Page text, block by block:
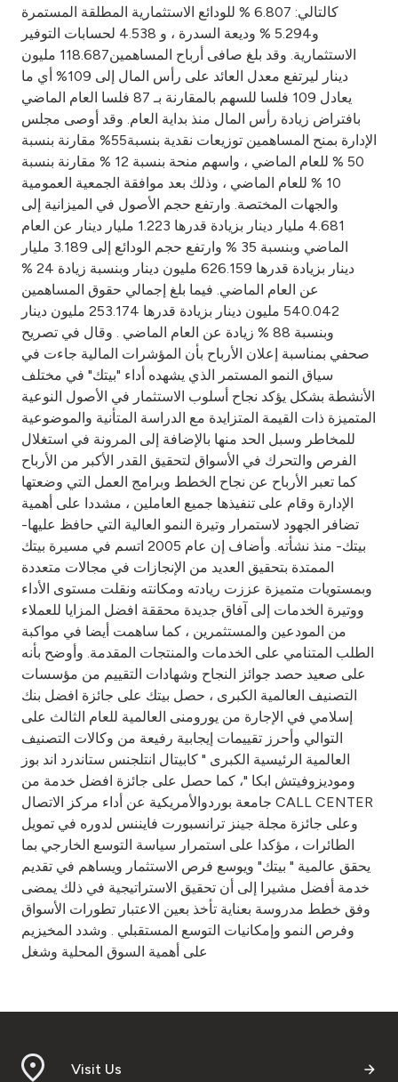
Kingdom of Bahrain
كالتالي: 6.807 % للودائع الاستثمارية المطلقة المستمرة
و5.294 % وديعة السدرة ، و 4.538 لحسابات التوفير
الاستثمارية. وقد بلغ صافى أرباح المساهمين118.687 مليون
دينار ليرتفع معدل العائد على رأس المال إلى 109% أي ما
يعادل 109 فلسا للسهم بالمقارنة بـ 87 فلسا العام الماضي
بافتراض زيادة رأس المال منذ بداية العام. وقد أوصى مجلس
الإدارة بمنح المساهمين توزيعات نقدية بنسبة55% مقارنة بنسبة
50 % للعام الماضي ، واسهم منحة بنسبة 12 % مقارنة بنسبة
10 % للعام الماضي ، وذلك بعد موافقة الجمعية العمومية
والجهات المختصة. وارتفع حجم الأصول في الميزانية إلى
4.681 مليار دينار بزيادة قدرها 1.223 مليار دينار عن العام
الماضي وبنسبة 35 % وارتفع حجم الودائع إلى 3.189 مليار
دينار بزيادة قدرها 626.159 مليون دينار وبنسبة زيادة 24 %
عن العام الماضي. فيما بلغ إجمالي حقوق المساهمين
540.042 مليون دينار بزيادة قدرها 253.174 مليون دينار
وبنسبة 88 % زيادة عن العام الماضي . وقال في تصريح
صحفي بمناسبة إعلان الأرباح بأن المؤشرات المالية جاءت في
سياق النمو المستمر الذي يشهده أداء "بيتك" في مختلف
الأنشطة بشكل يؤكد نجاح أسلوب الاستثمار في الأصول النوعية
المتميزة ذات القيمة المتزايدة مع الدراسة المتأنية والموضوعية
للمخاطر وسبل الحد منها بالإضافة إلى المرونة في استغلال
الفرص والتحرك في الأسواق لتحقيق القدر الأكبر من الأرباح
كما تعبر الأرباح عن نجاح الخطط وبرامج العمل التي وضعتها
الإدارة وقام على تنفيذها جميع العاملين ، مشددا على أهمية
تضافر الجهود لاستمرار وتيرة النمو العالية التي حافظ عليها-
بيتك- منذ نشأته. وأضاف إن عام 2005 اتسم في مسيرة بيتك
الممتدة بتحقيق العديد من الإنجازات في مجالات متعددة
وبمستويات متميزة عززت ريادته ومكانته ونقلت مستوى الأداء
ووتيرة الخدمات إلى آفاق جديدة محققة افضل المزايا للعملاء
من المودعين والمستثمرين ، كما ساهمت أيضا في مواكبة
الطلب المتنامي على الخدمات والمنتجات المقدمة. وأوضح بأنه
على صعيد حصد جوائز النجاح وشهادات التقييم من مؤسسات
التصنيف العالمية الكبرى ، حصل بيتك على جائزة افضل بنك
إسلامي في الإجارة من يورومنى العالمية للعام الثالث على
التوالي وأحرز تقييمات إيجابية رفيعة من وكالات التصنيف
العالمية الرئيسية الكبرى " كابيتال انتلجنس ستاندرد اند بوز
وموديزوفيتش ابكا "، كما حصل على جائزة افضل خدمة من
جامعة بوردوالأمريكية عن أداء مركز الاتصال CALL CENTER
وعلى جائزة مجلة جينز ترانسبورت فايننس لدوره في تمويل
الطائرات ، مؤكدا على استمرار سياسة التوسع الخارجي بما
يحقق عالمية " بيتك" ويوسع فرص الاستثمار ويساهم في تقديم
خدمة أفضل مشيرا إلى أن تحقيق الاستراتيجية في ذلك يمضى
وفق خطط مدروسة بعناية تأخذ بعين الاعتبار تطورات الأسواق
وفرص النمو وإمكانيات التوسع المستقبلي . وشدد المخيزيم
على أهمية السوق المحلية وشغل
Visit Us